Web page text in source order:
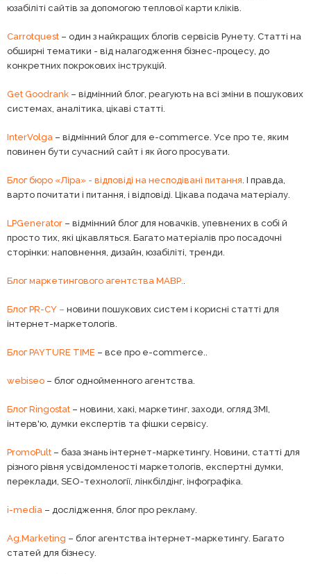
юзабіліті сайтів за допомогою теплової карти кліків.
Carrotquest – один з найкращих блогів сервісів Рунету. Статті на
обширні тематики - від налагодження бізнес-процесу, до
конкретних покрокових інструкцій.
Get Goodrank – відмінний блог, реагують на всі зміни в пошукових
системах, аналітика, цікаві статті.
InterVolga – відмінний блог для e-commerce. Усе про те, яким
повинен бути сучасний сайт і як його просувати.
Блог бюро «Ліра» - відповіді на несподівані питання. І правда,
варто почитати і питання, і відповіді. Цікава подача матеріалу.
LPGenerator – відмінний блог для новачків, упевнених в собі й
просто тих, які цікавляться. Багато матеріалів про посадочні
сторінки: наповнення, дизайн, юзабіліті, тренди.
Блог маркетингового агентства МАВР..
Блог PR-CY – новини пошукових систем і корисні статті для
інтернет-маркетологів.
Блог PAYTURE TIME – все про e-commerce..
webiseo – блог однойменного агентства.
Блог Ringostat – новини, хакі, маркетинг, заходи, огляд ЗМІ,
інтерв'ю, думки експертів та фішки сервісу.
PromoPult – база знань інтернет-маркетингу. Новини, статті для
різного рівня усвідомленості маркетологів, експертні думки,
переклади, SEO-технології, лінкбілдінг, інфографіка.
i-media – дослідження, блог про рекламу.
Ag.Marketing – блог агентства інтернет-маркетингу. Багато
статей для бізнесу.